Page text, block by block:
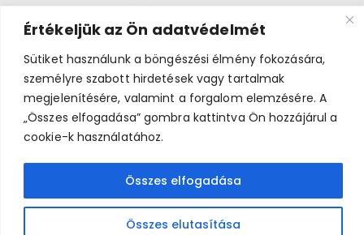
Értékeljük az Ön adatvédelmét
Sütiket használunk a böngészési élmény fokozására,
személyre szabott hirdetések vagy tartalmak
megjelenítésére, valamint a forgalom elemzésére. A
„Összes elfogadása” gombra kattintva Ön hozzájárul a
cookie-k használatához.
Összes elutasítása
Összes elfogadása
Esemény ajánlása
Bemutatkozás
Békés Napok 2026 © A médiatartalmakkal az eredeti
jogtulajdonosok rendelkeznek.